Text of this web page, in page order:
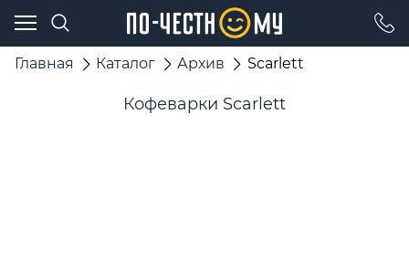
Главная Каталог Архив Scarlett
Кофеварки Scarlett